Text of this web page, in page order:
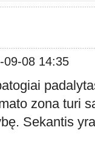
09-08 14:35
zona turi
Sekantis